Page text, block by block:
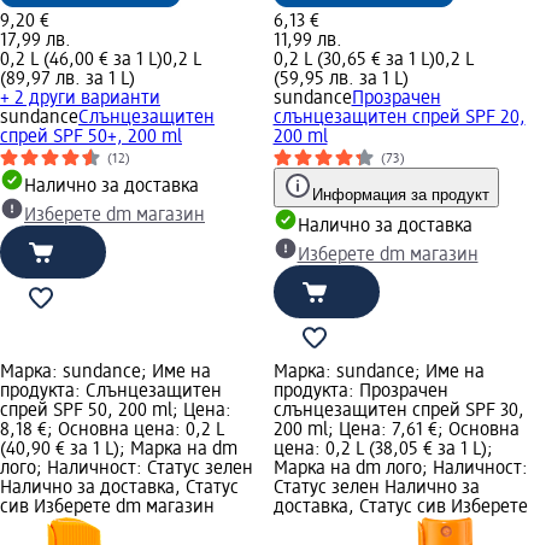
9,20 €
17,99 лв.
0,2 L (46,00 € за 1 L)0,2 L
(89,97 лв. за 1 L)
+ 2 други варианти
sundanceСлънцезащитен
спрей SPF 50+, 200 ml
(12)
Налично за доставка
Изберете dm магазин
6,13 €
11,99 лв.
0,2 L (30,65 € за 1 L)0,2 L
(59,95 лв. за 1 L)
sundance Прозрачен
слънцезащитен спрей SPF 20,
200 ml
(73)
Информация за продукт
Налично за доставка
Изберете dm магазин
Марка: sundance; Име на
продукта: Слънцезащитен
спрей SPF 50, 200 ml; Цена:
8,18 €; Основна цена: 0,2 L
(40,90 € за 1 L); Марка на dm
лого; Наличност: Статус зелен
Налично за доставка, Статус
сив Изберете dm магазин
Марка: sundance; Име на
продукта: Прозрачен
слънцезащитен спрей SPF 30,
200 ml; Цена: 7,61 €; Основна
цена: 0,2 L (38,05 € за 1 L);
Марка на dm лого; Наличност:
Статус зелен Налично за
доставка, Статус сив Изберете